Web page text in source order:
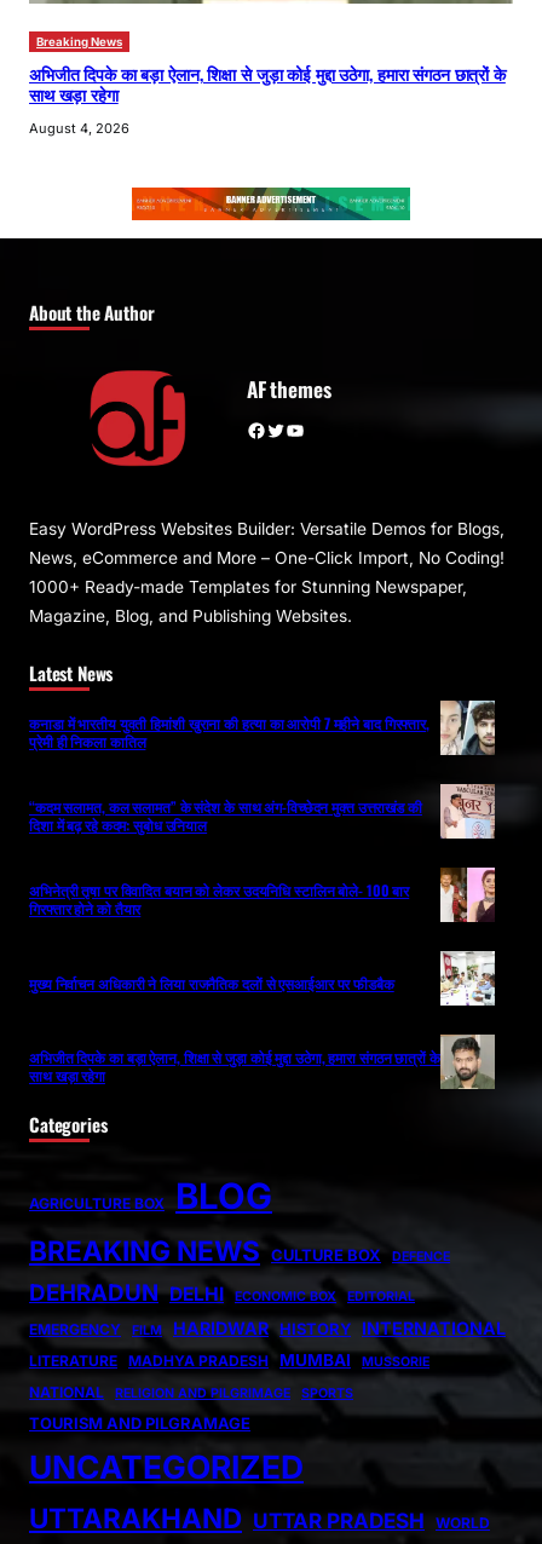
Breaking News
अभिजीत दिपके का बड़ा ऐलान, शिक्षा से जुड़ा कोई मुद्दा उठेगा, हमारा संगठन छात्रों के
साथ खड़ा रहेगा
August 4, 2026
About the Author
AF themes
Facebook Twitter YouTube
Easy WordPress Websites Builder: Versatile Demos for Blogs,
News, eCommerce and More – One-Click Import, No Coding!
1000+ Ready-made Templates for Stunning Newspaper,
Magazine, Blog, and Publishing Websites.
Latest News
कनाडा में भारतीय युवती हिमांशी खुराना की हत्या का आरोपी 7 महीने बाद गिरफ्तार,
प्रेमी ही निकला कातिल
“कदम सलामत, कल सलामत” के संदेश के साथ अंग-विच्छेदन मुक्त उत्तराखंड की
दिशा में बढ़ रहे कदम: सुबोध उनियाल
अभिनेत्री तृषा पर विवादित बयान को लेकर उदयनिधि स्टालिन बोले- 100 बार
गिरफ्तार होने को तैयार
मुख्य निर्वाचन अधिकारी ने लिया राजनैतिक दलों से एसआईआर पर फीडबैक
अभिजीत दिपके का बड़ा ऐलान, शिक्षा से जुड़ा कोई मुद्दा उठेगा, हमारा संगठन छात्रों के
साथ खड़ा रहेगा
Categories
AGRICULTURE BOX BLOG
BREAKING NEWS CULTURE BOX DEFENCE
DEHRADUN DELHI ECONOMIC BOX EDITORIAL
EMERGENCY FILM HARIDWAR HISTORY INTERNATIONAL
LITERATURE MADHYA PRADESH MUMBAI MUSSORIE
NATIONAL RELIGION AND PILGRIMAGE SPORTS
TOURISM AND PILGRAMAGE
UNCATEGORIZED
UTTARAKHAND UTTAR PRADESH WORLD